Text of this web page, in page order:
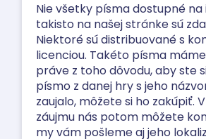
Nie všetky písma dostupné
takisto na našej stránke sú
Niektoré sú distribuované s
licenciou. Takéto písma
práve z toho dôvodu, aby ste
písmo z danej hry s jeho
zaujalo, môžete si ho zakúpiť.
záujmu nás potom môžete
my vám pošleme aj jeho